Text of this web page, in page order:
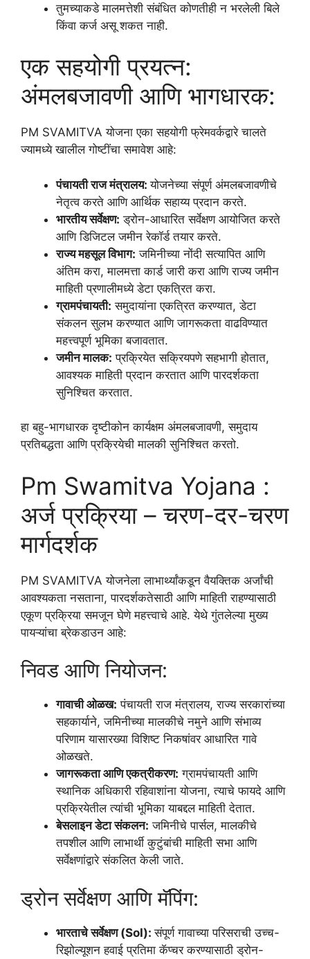
तुमच्याकडे मालमत्तेशी संबंधित कोणतीही न भरलेली बिले
किंवा कर्ज असू शकत नाही.
एक सहयोगी प्रयत्न:
अंमलबजावणी आणि भागधारक:
PM SVAMITVA योजना एका सहयोगी फ्रेमवर्कद्वारे चालते
ज्यामध्ये खालील गोष्टींचा समावेश आहे:
पंचायती राज मंत्रालय:योजनेच्या संपूर्ण अंमलबजावणीचे
नेतृत्व करते आणि आर्थिक सहाय्य प्रदान करते.
भारतीय सर्वेक्षण: ड्रोन-आधारित सर्वेक्षण आयोजित करते
आणि डिजिटल जमीन रेकॉर्ड तयार करते.
राज्य महसूल विभाग: जमिनीच्या नोंदी सत्यापित आणि
अंतिम करा, मालमत्ता कार्ड जारी करा आणि राज्य जमीन
माहिती प्रणालीमध्ये डेटा एकत्रित करा.
ग्रामपंचायती: समुदायांना एकत्रित करण्यात, डेटा
संकलन सुलभ करण्यात आणि जागरूकता वाढविण्यात
महत्त्वपूर्ण भूमिका बजावतात.
जमीन मालक: प्रक्रियेत सक्रियपणे सहभागी होतात,
आवश्यक माहिती प्रदान करतात आणि पारदर्शकता
सुनिश्चित करतात.
हा बहु-भागधारक दृष्टीकोन कार्यक्षम अंमलबजावणी, समुदाय
प्रतिबद्धता आणि प्रक्रियेची मालकी सुनिश्चित करतो.
Pm Swamitva Yojana :
अर्ज प्रक्रिया – चरण-दर-चरण
मार्गदर्शक
PM SVAMITVA योजनेला लाभार्थ्यांकडून वैयक्तिक अर्जांची
आवश्यकता नसताना, पारदर्शकतेसाठी आणि माहिती राहण्यासाठी
एकूण प्रक्रिया समजून घेणे महत्त्वाचे आहे. येथे गुंतलेल्या मुख्य
पायऱ्यांचा ब्रेकडाउन आहे:
निवड आणि नियोजन:
गावाची ओळख: पंचायती राज मंत्रालय, राज्य सरकारांच्या
सहकार्याने, जमिनीच्या मालकीचे नमुने आणि संभाव्य
परिणाम यासारख्या विशिष्ट निकषांवर आधारित गावे
ओळखते.
जागरूकता आणि एकत्रीकरण: ग्रामपंचायती आणि
स्थानिक अधिकारी रहिवाशांना योजना, त्याचे फायदे आणि
प्रक्रियेतील त्यांची भूमिका याबद्दल माहिती देतात.
बेसलाइन डेटा संकलन: जमिनीचे पार्सल, मालकीचे
तपशील आणि लाभार्थी कुटुंबांची माहिती सभा आणि
सर्वेक्षणांद्वारे संकलित केली जाते.
ड्रोन सर्वेक्षण आणि मॅपिंग:
भारताचे सर्वेक्षण (SoI):संपूर्ण गावाच्या परिसराची उच्च-
रिझोल्यूशन हवाई प्रतिमा कॅप्चर करण्यासाठी ड्रोन-